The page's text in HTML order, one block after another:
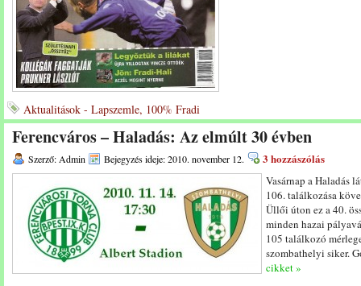
Aktualitások - Lapszemle, 100% Fradi
Ferencváros – Haladás: Az elmúlt 30 évben
Szerző: Admin Bejegyzés ideje: 2010. november 12. 3 hozzászólás
Vasárnap a Haladás
106. találkozása
Üllői úton ez a 40.
minden hazai
105 találkozó
szombathelyi siker.
cikket »